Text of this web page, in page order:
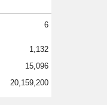
6
1,132
15,096
20,159,200